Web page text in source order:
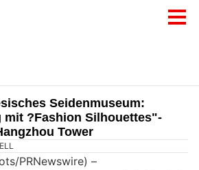
Seidenmuseum:
mit ?Fashion Silhouettes"-
Tower
PRNewswire) –